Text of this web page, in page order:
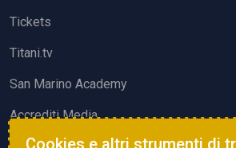
Tickets
Titani.tv
San Marino Academy
Accrediti Media
Cookies e altri strumenti di